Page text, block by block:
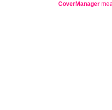
CoverManager